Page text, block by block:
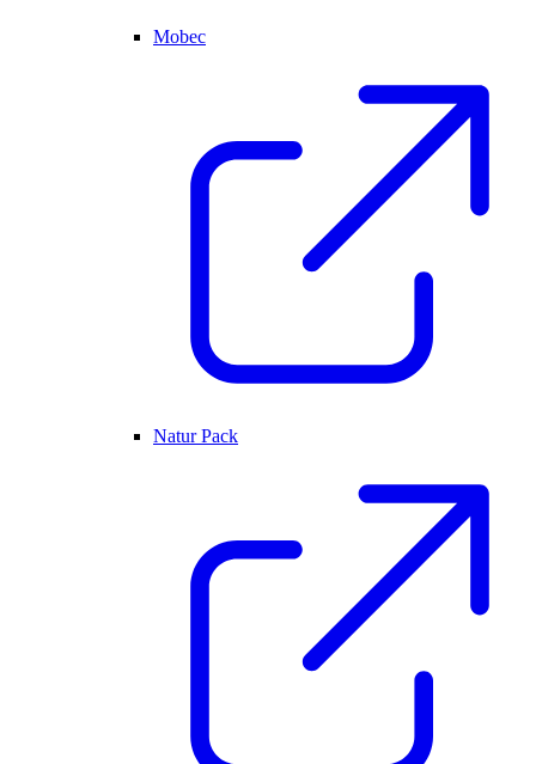
Mobec
Natur Pack